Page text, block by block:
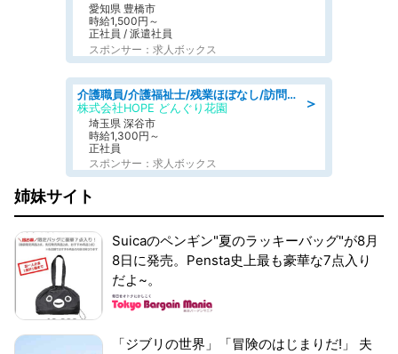
愛知県 豊橋市
時給1,500円～
正社員 / 派遣社員
スポンサー：求人ボックス
＞
介護職員/介護福祉士/残業ほぼなし/訪問介護の介護職
株式会社HOPE どんぐり花園
埼玉県 深谷市
時給1,300円～
正社員
スポンサー：求人ボックス
姉妹サイト
Suicaのペンギン"夏のラッキーバッグ"が8月
8日に発売。Pensta史上最も豪華な7点入り
だよ~。
「ジブリの世界」「冒険のはじまりだ!」 夫